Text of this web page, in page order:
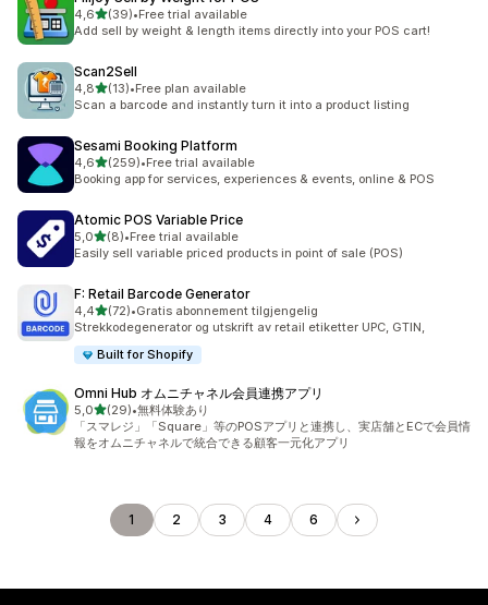
4,6av 5 stjerner
(39)
Totalt 39 omtaler
•Free trial available
Add sell by weight & length items directly into your POS cart!
Scan2Sell
4,8av 5 stjerner
(13)
Totalt 13 omtaler
•Free plan available
Scan a barcode and instantly turn it into a product listing
Sesami Booking Platform
4,6av 5 stjerner
(259)
Totalt 259 omtaler
•Free trial available
Booking app for services, experiences & events, online & POS
Atomic POS Variable Price
5,0av 5 stjerner
(8)
Totalt 8 omtaler
•Free trial available
Easily sell variable priced products in point of sale (POS)
F: Retail Barcode Generator
4,4av 5 stjerner
(72)
Totalt 72 omtaler
•Gratis abonnement tilgjengelig
Strekkodegenerator og utskrift av retail etiketter UPC, GTIN,
Built for Shopify
Omni Hub オムニチャネル会員連携アプリ
5,0av 5 stjerner
(29)
Totalt 29 omtaler
•無料体験あり
「スマレジ」「Square」等のPOSアプリと連携し、実店舗とECで会員情
報をオムニチャネルで統合できる顧客一元化アプリ
1 2 3 4 6